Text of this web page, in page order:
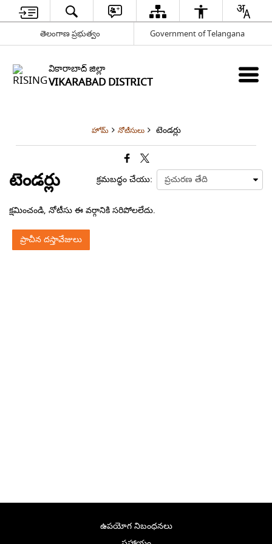
తెలంగాణ ప్రభుత్వం Government of Telangana
వికారాబాద్ జిల్లా
VIKARABAD DISTRICT
హోమ్ నోటీసులు టెండర్లు
టెండర్లు క్రమబద్ధం చేయు:
క్షమించండి, నోటీసు ఈ వర్గానికి సరిపోలలేదు.
ప్రాచీన దస్తావేజులు
ఉపయోగ నిబంధనలు